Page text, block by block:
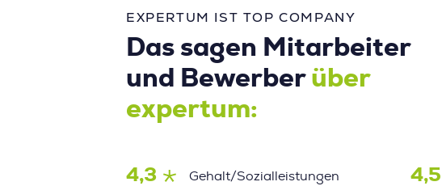
EXPERTUM IST TOP COMPANY
Das sagen Mitarbeiter
und Bewerber über
expertum:
4,3 Gehalt/Sozialleistungen 4,5